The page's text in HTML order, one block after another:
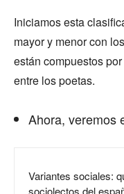
Iniciamos esta
mayor y menor con
están compuestos
entre los poetas.
Ahora, veremos
Variantes sociales:
sociolectos del